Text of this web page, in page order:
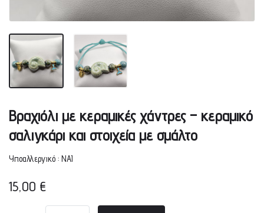
Βραχιόλι με κεραμικές χάντρες – κεραμικό
σαλιγκάρι και στοιχεία με σμάλτο
Υποαλλεργικό : ΝΑΙ
15,00 €